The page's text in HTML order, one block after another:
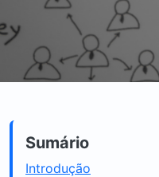
Sumário
Introdução